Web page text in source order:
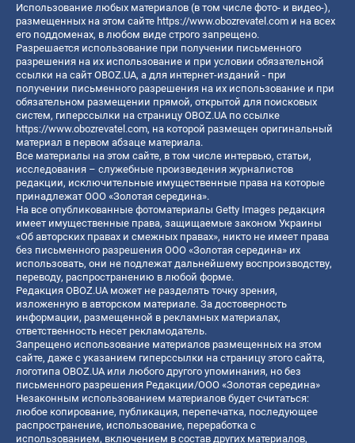
Использование любых материалов (в том числе фото- и видео-),
размещенных на этом сайте https://www.obozrevatel.com и на всех
его поддоменах, в любом виде строго запрещено.
Разрешается использование при получении письменного
разрешения на их использование и при условии обязательной
ссылки на сайт OBOZ.UA, а для интернет-изданий - при
получении письменного разрешения на их использование и при
обязательном размещении прямой, открытой для поисковых
систем, гиперссылки на страницу OBOZ.UA по ссылке
https://www.obozrevatel.com, на которой размещен оригинальный
материал в первом абзаце материала.
Все материалы на этом сайте, в том числе интервью, статьи,
исследования – служебные произведения журналистов
редакции, исключительные имущественные права на которые
принадлежат ООО «Золотая середина».
На все опубликованные фотоматериалы Getty Images редакция
имеет имущественные права, защищаемые законом Украины
«Об авторских правах и смежных правах», никто не имеет права
без письменного разрешения ООО «Золотая середина» их
использовать, они не подлежат дальнейшему воспроизводству,
переводу, распространению в любой форме.
Редакция OBOZ.UA может не разделять точку зрения,
изложенную в авторском материале. За достоверность
информации, размещенной в рекламных материалах,
ответственность несет рекламодатель.
Запрещено использование материалов размещенных на этом
сайте, даже с указанием гиперссылки на страницу этого сайта,
логотипа OBOZ.UA или любого другого упоминания, но без
письменного разрешения Редакции/ООО «Золотая середина»
Незаконным использованием материалов будет считаться:
любое копирование, публикация, перепечатка, последующее
распространение, использование, переработка с
использованием, включением в состав других материалов,